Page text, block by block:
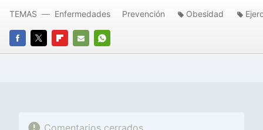
FACEBOOK
TWITTERFLIPBOARD
E-
WHATSAPP
TEMAS Enfermedades Prevención Obesidad